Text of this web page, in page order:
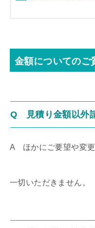
金額についてのご
Q 見積り金額以外
A ほかにご要望や変更
一切いただきません。